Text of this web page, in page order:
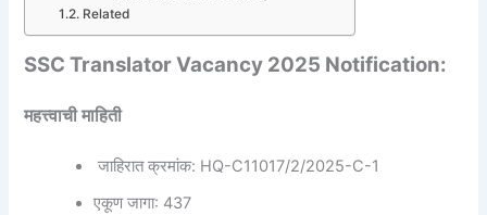
Related
SSC Translator Vacancy 2025 Notification:
महत्त्वाची माहिती
जाहिरात क्रमांक: HQ-C11017/2/2025-C-1
एकूण जागा: 437